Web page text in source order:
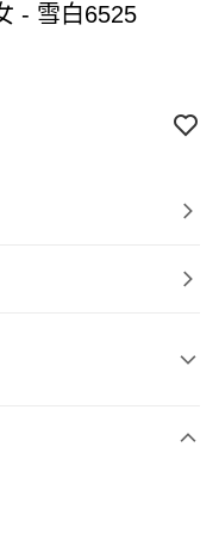
- 雪白6525